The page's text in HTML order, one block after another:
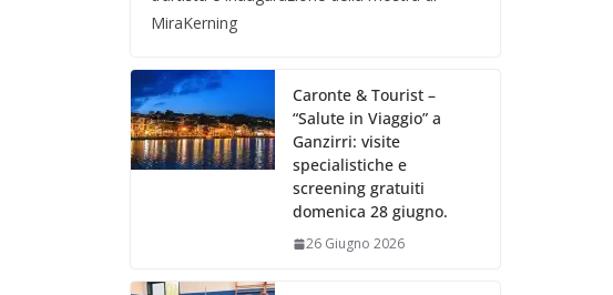
MiraKerning
Caronte & Tourist –
“Salute in Viaggio” a
Ganzirri: visite
specialistiche e
screening gratuiti
domenica 28 giugno.
26 Giugno 2026